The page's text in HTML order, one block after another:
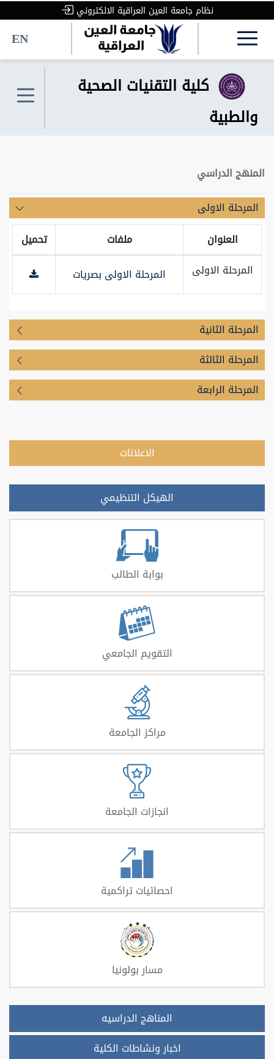
نظام جامعة العين العراقية الالكتروني
EN
كلية التقنيات الصحية
والطبية
المنهج الدراسي
المرحلة الاولى
العنوان
ملفات
تحميل
المرحلة الاولى
المرحلة الاولى بصريات
المرحلة الثانية
المرحلة الثالثة
المرحلة الرابعة
الاعلانات
الهيكل التنظيمي
بوابة الطالب
التقويم الجامعي
مراكز الجامعة
انجازات الجامعة
احصائيات تراكمية
مسار بولونيا
المناهج الدراسيه
اخبار ونشاطات الكلية